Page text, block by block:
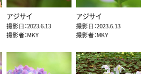
アジサイ
撮影日：2023.6.13
撮影者：MKY
アジサイ
撮影日：2023.6.13
撮影者：MKY